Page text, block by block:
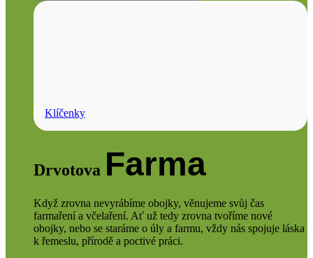
Klíčenky
Drvotova Farma
Když zrovna nevyrábíme obojky, věnujeme svůj čas
farmaření a včelaření. Ať už tedy zrovna tvoříme nové
obojky, nebo se staráme o úly a farmu, vždy nás spojuje láska
k řemeslu, přírodě a poctivé práci.